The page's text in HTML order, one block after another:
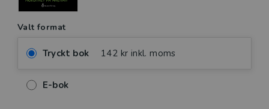
Valt format
Tryckt bok 142 kr inkl. moms
E-bok